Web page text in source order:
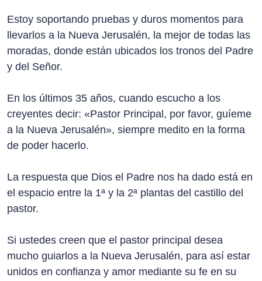
Estoy soportando pruebas y duros momentos para
llevarlos a la Nueva Jerusalén, la mejor de todas las
moradas, donde están ubicados los tronos del Padre
y del Señor.
En los últimos 35 años, cuando escucho a los
creyentes decir: «Pastor Principal, por favor, guíeme
a la Nueva Jerusalén», siempre medito en la forma
de poder hacerlo.
La respuesta que Dios el Padre nos ha dado está en
el espacio entre la 1ª y la 2ª plantas del castillo del
pastor.
Si ustedes creen que el pastor principal desea
mucho guiarlos a la Nueva Jerusalén, para así estar
unidos en confianza y amor mediante su fe en su